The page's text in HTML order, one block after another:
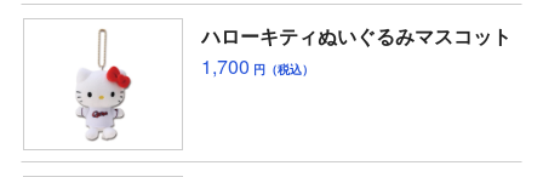
ハローキティぬいぐるみマスコット
1,700 円（税込）